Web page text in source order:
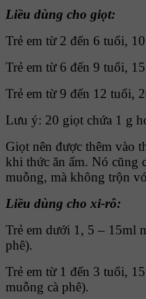
Liều dùng cho giọt:
Trẻ em từ 2 đến 6 tuổi,
Trẻ em từ 6 đến 9 tuổi,
Trẻ em từ 9 đến 12 tuổi,
Lưu ý: 20 giọt chứa 1 g
Giọt nên được thêm vào
khi thức ăn ấm. Nó cũng
muỗng, mà không trộn
Liều dùng cho xi-rô:
Trẻ em dưới 1, 5 – 15ml
phê).
Trẻ em từ 1 đến 3 tuổi,
muỗng cà phê).